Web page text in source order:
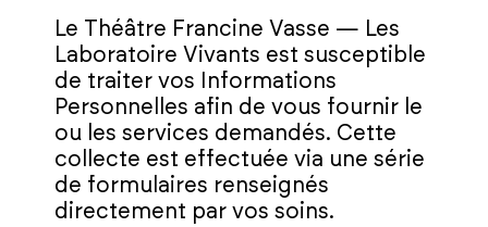
Le Théâtre Francine Vasse — Les
Laboratoire Vivants est susceptible
de traiter vos Informations
Personnelles afin de vous fournir le
ou les services demandés. Cette
collecte est effectuée via une série
de formulaires renseignés
directement par vos soins.